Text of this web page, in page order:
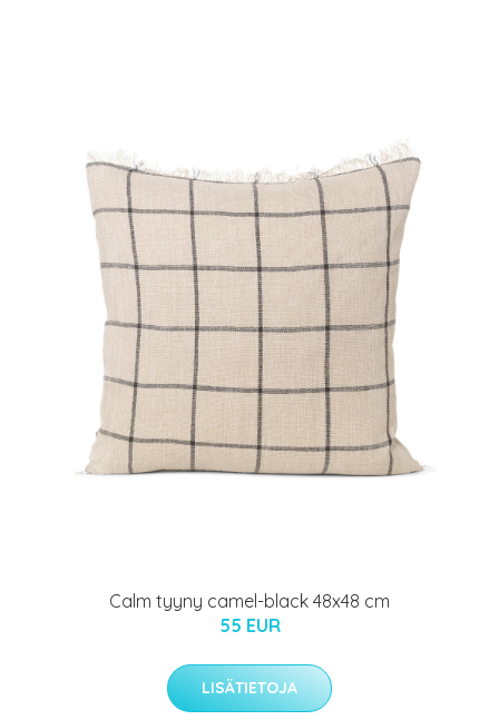
Calm tyyny camel-black 48x48 cm
55 EUR
LISÄTIETOJA